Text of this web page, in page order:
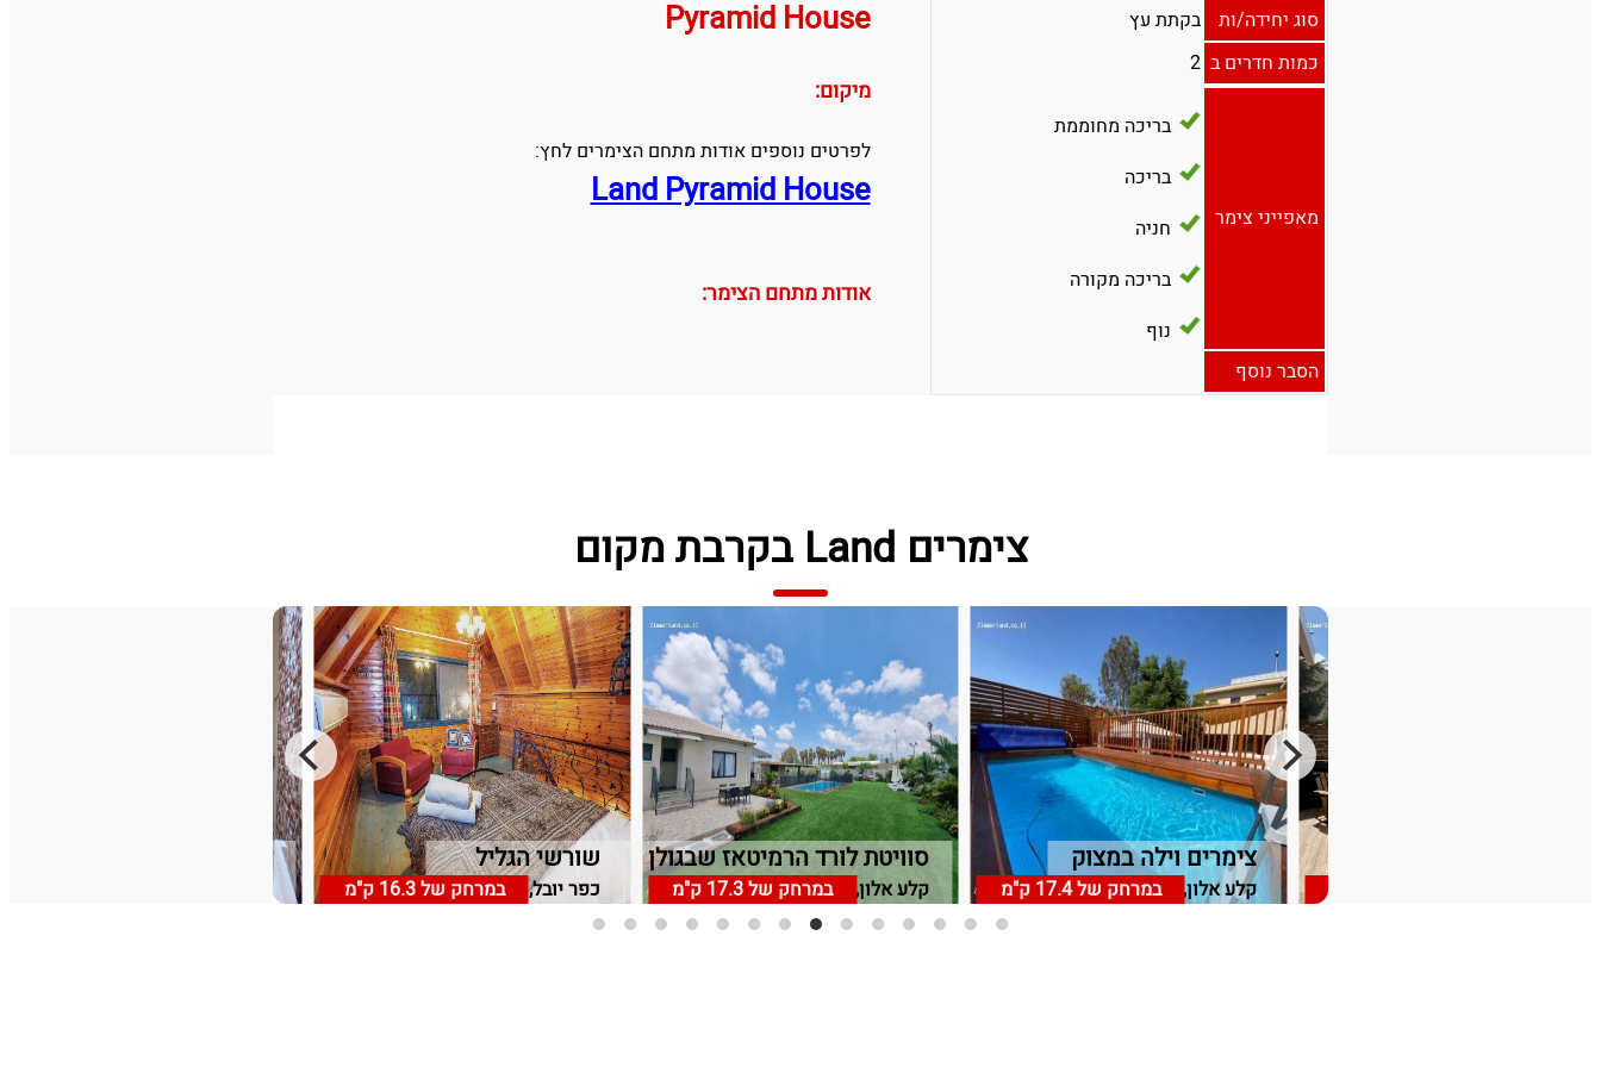
סוג יחידה/ות
בקתת עץ
כמות חדרים ב 2
מאפייני צימר
בריכה מחוממת
בריכה
חניה
בריכה מקורה
נוף
הסבר נוסף
Pyramid House
מיקום:
לפרטים נוספים אודות מתחם הצימרים לחץ:
Land Pyramid House
אודות מתחם הצימר:
צימרים Land בקרבת מקום
שורשי הגליל
כפר יובל, גליל עליון
במרחק של16.3 ק"מ
סוויטת לורד הרמיטאז שבגולן
קלע אלון, רמת הגולן
במרחק של17.3 ק"מ
צימרים וילה במצוק
קלע אלון, רמת הגולן
במרחק של17.4 ק"מ